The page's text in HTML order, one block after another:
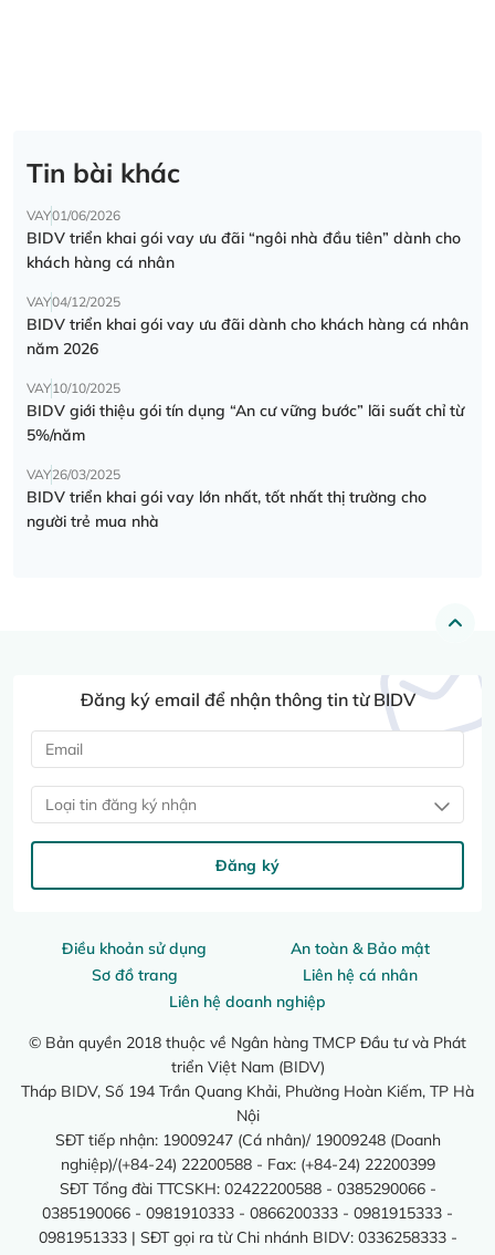
Tin bài khác
VAY01/06/2026
BIDV triển khai gói vay ưu đãi “ngôi nhà đầu tiên” dành cho
khách hàng cá nhân
VAY04/12/2025
BIDV triển khai gói vay ưu đãi dành cho khách hàng cá nhân
năm 2026
VAY10/10/2025
BIDV giới thiệu gói tín dụng “An cư vững bước” lãi suất chỉ từ
5%/năm
VAY26/03/2025
BIDV triển khai gói vay lớn nhất, tốt nhất thị trường cho
người trẻ mua nhà
Điều khoản sử dụng
An toàn & Bảo mật
Sơ đồ trang
Liên hệ cá nhân
Liên hệ doanh nghiệp
© Bản quyền 2018 thuộc về Ngân hàng TMCP Đầu tư và Phát
triển Việt Nam (BIDV)
Tháp BIDV, Số 194 Trần Quang Khải, Phường Hoàn Kiếm, TP Hà
Nội
SĐT tiếp nhận: 19009247 (Cá nhân)/ 19009248 (Doanh
nghiệp)/(+84-24) 22200588 - Fax: (+84-24) 22200399
SĐT Tổng đài TTCSKH: 02422200588 - 0385290066 -
0385190066 - 0981910333 - 0866200333 - 0981915333 -
0981951333 | SĐT gọi ra từ Chi nhánh BIDV: 0336258333 -
Đăng ký email để nhận thông tin từ BIDV
Loại tin đăng ký nhận
Đăng ký